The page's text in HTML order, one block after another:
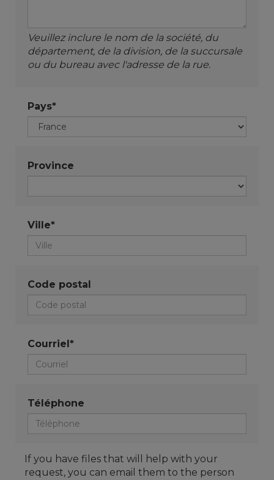
Veuillez inclure le nom de la société, du
département, de la division, de la succursale
ou du bureau avec l'adresse de la rue.
Pays*
Province
Ville*
Code postal
Courriel*
Téléphone
If you have files that will help with your
request, you can email them to the person